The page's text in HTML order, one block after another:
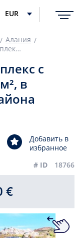
EUR
Алания
Стильный садовый дуплекс с тремя спальнями, 200м², в элитном комплексе района Каргыджак, Алания
с
в
Добавить в
избранное
# ID
18766
€